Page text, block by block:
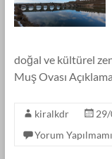
doğal ve kültürel
Muş Ovası
kiralkdr
Yorum